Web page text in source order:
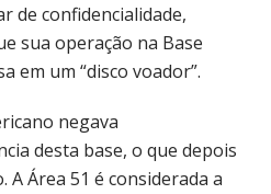
de confidencialidade,
sua operação na Base
em um “disco voador”.
negava
desta base, o que depois
Área 51 é considerada a